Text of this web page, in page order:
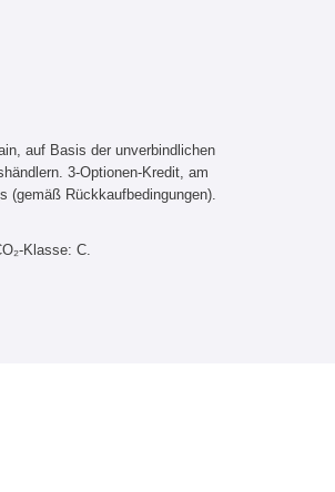
auf Basis der unverbindlichen
3-Optionen-Kredit, am
(gemäß Rückkaufbedingungen).
Klasse: C.